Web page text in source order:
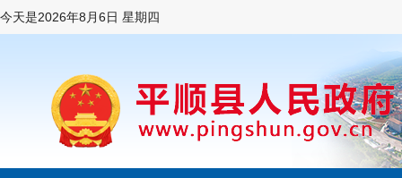
今天是2026年8月6日 星期四